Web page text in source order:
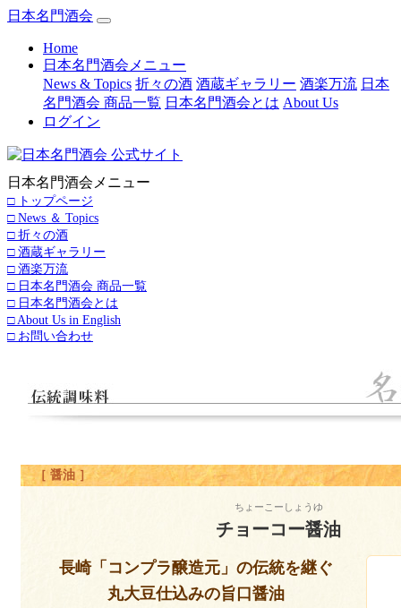
日本名門酒会
Home(current)
日本名門酒会メニュー
News & Topics 折々の酒 酒蔵ギャラリー 酒楽万流 日本
名門酒会 商品一覧 日本名門酒会とは About Us
ログイン
日本名門酒会メニュー
□ トップページ
□ News ＆ Topics
□ 折々の酒
□ 酒蔵ギャラリー
□ 酒楽万流
□ 日本名門酒会 商品一覧
□ 日本名門酒会とは
□ About Us in English
□ お問い合わせ
［ 醤油 ］
ちょーこーしょうゆ
チョーコー醤油
長崎「コンプラ醸造元」の伝統を継ぐ
丸大豆仕込みの旨口醤油